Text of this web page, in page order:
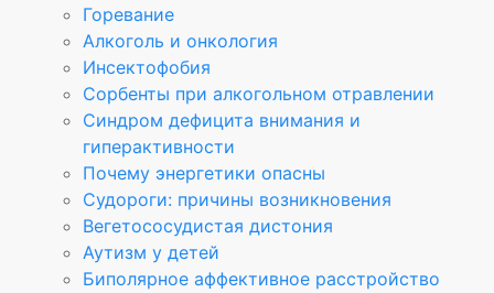
Горевание
Алкоголь и онкология
Инсектофобия
Сорбенты при алкогольном отравлении
Синдром дефицита внимания и
гиперактивности
Почему энергетики опасны
Судороги: причины возникновения
Вегетососудистая дистония
Аутизм у детей
Биполярное аффективное расстройство